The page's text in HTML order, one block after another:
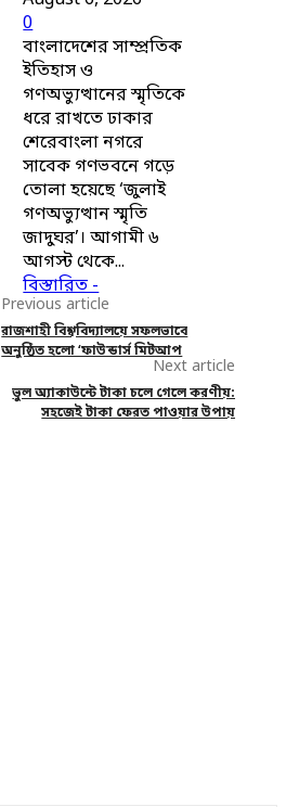
0
বাংলাদেশের সাম্প্রতিক
ইতিহাস ও
গণঅভ্যুত্থানের স্মৃতিকে
ধরে রাখতে ঢাকার
শেরেবাংলা নগরে
সাবেক গণভবনে গড়ে
তোলা হয়েছে ‘জুলাই
গণঅভ্যুত্থান স্মৃতি
জাদুঘর’। আগামী ৬
আগস্ট থেকে...
বিস্তারিত -
Previous article
রাজশাহী বিশ্ববিদ্যালয়ে সফলভাবে
অনুষ্ঠিত হলো ‘ফাউন্ডার্স মিটআপ
Next article
ভুল অ্যাকাউন্টে টাকা চলে গেলে করণীয়:
সহজেই টাকা ফেরত পাওয়ার উপায়